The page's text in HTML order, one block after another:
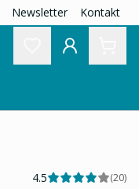
Newsletter Kontakt
4.5 (20)